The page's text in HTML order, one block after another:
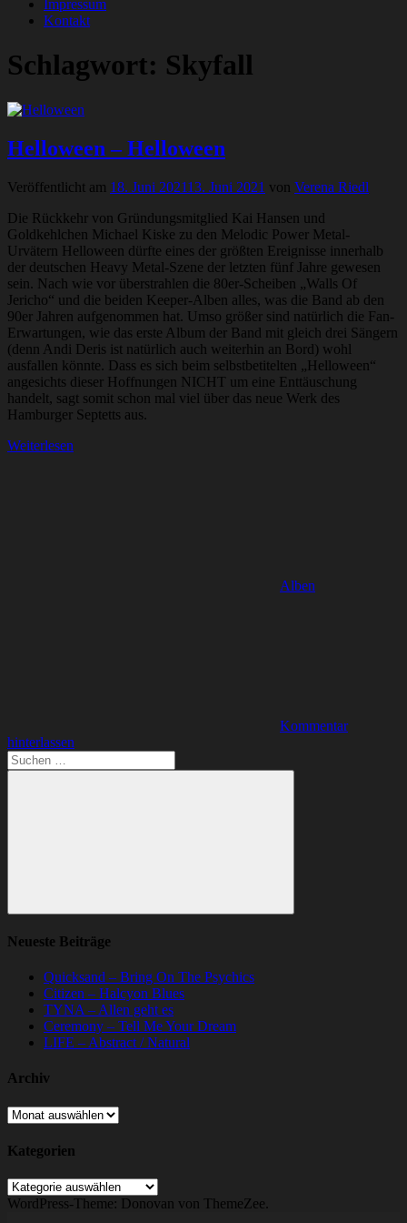
Impressum
Kontakt
Schlagwort: Skyfall
Helloween – Helloween
Veröffentlicht am 18. Juni 202113. Juni 2021 von Verena Riedl
Die Rückkehr von Gründungsmitglied Kai Hansen und
Goldkehlchen Michael Kiske zu den Melodic Power Metal-
Urvätern Helloween dürfte eines der größten Ereignisse innerhalb
der deutschen Heavy Metal-Szene der letzten fünf Jahre gewesen
sein. Nach wie vor überstrahlen die 80er-Scheiben „Walls Of
Jericho“ und die beiden Keeper-Alben alles, was die Band ab den
90er Jahren aufgenommen hat. Umso größer sind natürlich die Fan-
Erwartungen, wie das erste Album der Band mit gleich drei Sängern
(denn Andi Deris ist natürlich auch weiterhin an Bord) wohl
ausfallen könnte. Dass es sich beim selbstbetitelten „Helloween“
angesichts dieser Hoffnungen NICHT um eine Enttäuschung
handelt, sagt somit schon mal viel über das neue Werk des
Hamburger Septetts aus.
Weiterlesen
Alben
Kommentar
hinterlassen
Suchen
nach:
Suchen
Neueste Beiträge
Quicksand – Bring On The Psychics
Citizen – Halcyon Blues
TYNA – Allen geht es
Ceremony – Tell Me Your Dream
LIFE – Abstract / Natural
Archiv
Archiv
Kategorien
Kategorien
WordPress-Theme: Donovan von ThemeZee.